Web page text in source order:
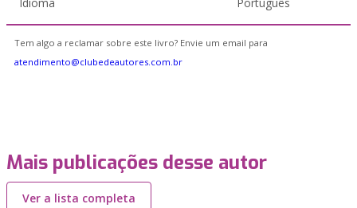
Tem algo a reclamar sobre este livro? Envie um email para
atendimento@clubedeautores.com.br
Mais publicações desse autor
Ver a lista completa